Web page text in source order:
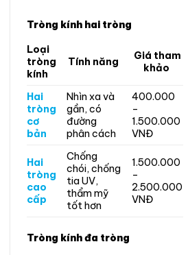
Tròng kính hai tròng
Loại
tròng
kính
Tính năng
Giá tham
khảo
Hai
tròng
cơ
bản
Nhìn xa và
gần, có
đường
phân cách
400.000
–
1.500.000
VNĐ
Hai
tròng
cao
cấp
Chống
chói, chống
tia UV,
thẩm mỹ
tốt hơn
1.500.000
–
2.500.000
VNĐ
Tròng kính đa tròng